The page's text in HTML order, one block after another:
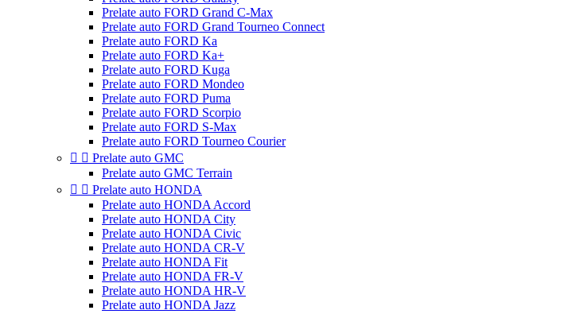
Prelate auto FORD Grand C-Max
Prelate auto FORD Grand Tourneo Connect
Prelate auto FORD Ka
Prelate auto FORD Ka+
Prelate auto FORD Kuga
Prelate auto FORD Mondeo
Prelate auto FORD Puma
Prelate auto FORD Scorpio
Prelate auto FORD S-Max
Prelate auto FORD Tourneo Courier
  Prelate auto GMC
Prelate auto GMC Terrain
  Prelate auto HONDA
Prelate auto HONDA Accord
Prelate auto HONDA City
Prelate auto HONDA Civic
Prelate auto HONDA CR-V
Prelate auto HONDA Fit
Prelate auto HONDA FR-V
Prelate auto HONDA HR-V
Prelate auto HONDA Jazz